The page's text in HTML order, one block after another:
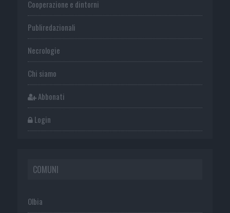
Cooperazione e dintorni
Publiredazionali
Necrologie
Chi siamo
Abbonati
Login
COMUNI
Olbia